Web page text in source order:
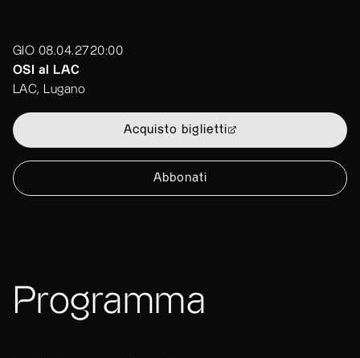
GIO 08.04.2720:00
OSI al LAC
LAC, Lugano
Acquisto biglietti
Abbonati
Programma